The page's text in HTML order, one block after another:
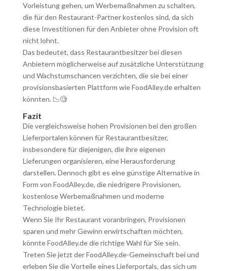
Vorleistung gehen, um Werbemaßnahmen zu schalten,
die für den Restaurant-Partner kostenlos sind, da sich
diese Investitionen für den Anbieter ohne Provision oft
nicht lohnt.
Das bedeutet, dass Restaurantbesitzer bei diesen
Anbietern möglicherweise auf zusätzliche Unterstützung
und Wachstumschancen verzichten, die sie bei einer
provisionsbasierten Plattform wie FoodAlley.de erhalten
könnten. 📉🧐
Fazit
Die vergleichsweise hohen Provisionen bei den großen
Lieferportalen können für Restaurantbesitzer,
insbesondere für diejenigen, die ihre eigenen
Lieferungen organisieren, eine Herausforderung
darstellen. Dennoch gibt es eine günstige Alternative in
Form von FoodAlley.de, die niedrigere Provisionen,
kostenlose Werbemaßnahmen und moderne
Technologie bietet.
Wenn Sie Ihr Restaurant voranbringen, Provisionen
sparen und mehr Gewinn erwirtschaften möchten,
könnte FoodAlley.de die richtige Wahl für Sie sein.
Treten Sie jetzt der FoodAlley.de-Gemeinschaft bei und
erleben Sie die Vorteile eines Lieferportals, das sich um